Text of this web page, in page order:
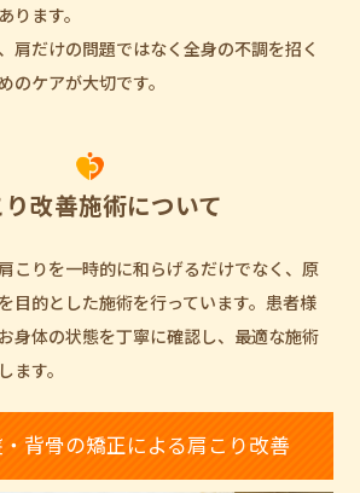
ります。
肩だけの問題ではなく全身の不調を招く
のケアが大切です。
改善施術について
こりを一時的に和らげるだけでなく、原
目的とした施術を行っています。患者様
身体の状態を丁寧に確認し、最適な施術
ます。
背骨の矯正による肩こり改善